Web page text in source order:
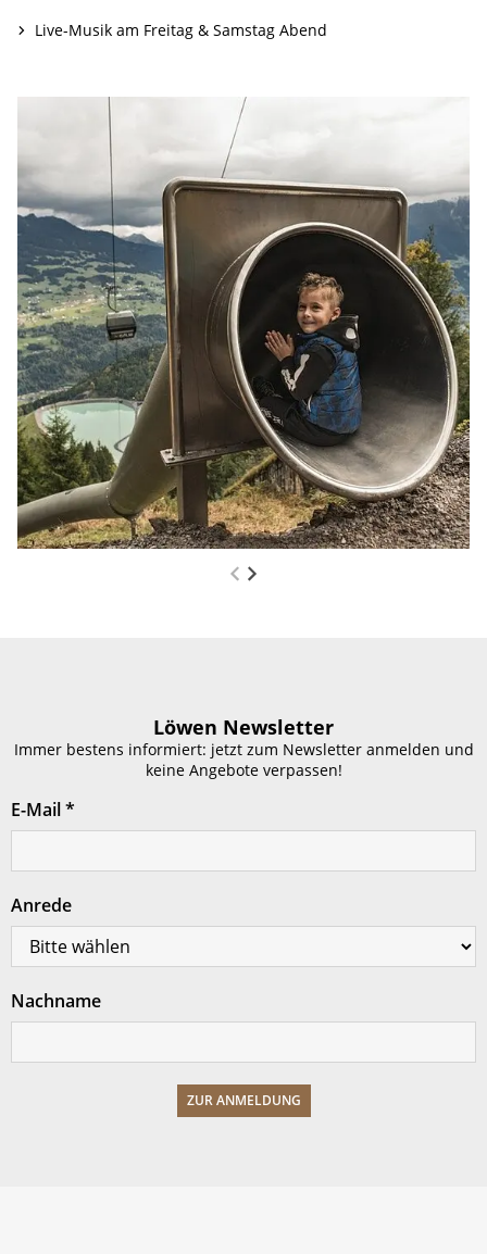
Live-Musik am Freitag & Samstag Abend
Löwen Newsletter
Immer bestens informiert: jetzt zum Newsletter anmelden und
keine Angebote verpassen!
E-Mail*
Anrede
Nachname